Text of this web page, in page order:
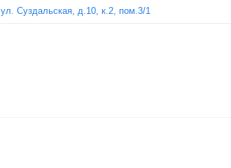
Суздальская, д.10, к.2, пом.3/1